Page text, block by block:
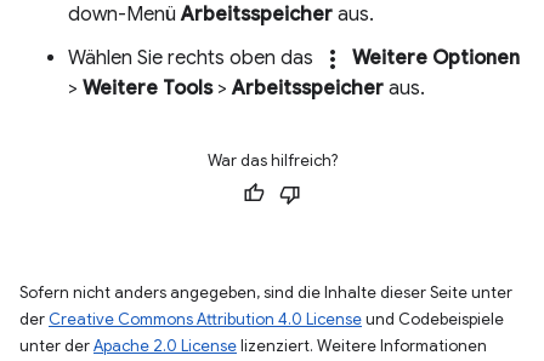
down-MenüArbeitsspeicher aus.
Wählen Sie rechts oben das
more_vert
Weitere Optionen
> Weitere Tools>Arbeitsspeicher aus.
War das hilfreich?
Sofern nicht anders angegeben, sind die Inhalte dieser Seite unter
der Creative Commons Attribution 4.0 Licenseund Codebeispiele
unter derApache 2.0 Licenselizenziert. Weitere Informationen